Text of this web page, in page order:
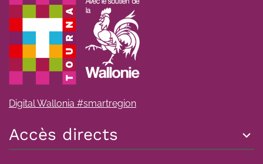
Digital Wallonia #smartregion
Accès directs